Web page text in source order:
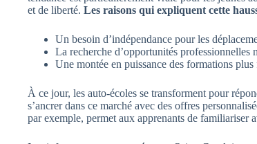
et de liberté. Les raisons qui expliquent cette
Un besoin d’indépendance pour les
La recherche d’opportunités professionnelles
Une montée en puissance des formations
À ce jour, les auto-écoles se transforment pour
s’ancrer dans ce marché avec des offres
par exemple, permet aux apprenants de familiariser